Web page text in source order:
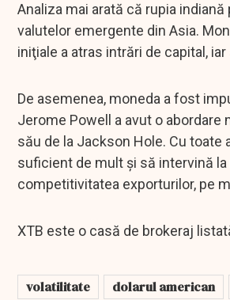
Analiza mai arată că rupia
valutelor emergente din Asia.
iniţiale a atras intrări de capital,
De asemenea, moneda a fost
Jerome Powell a avut o
său de la Jackson Hole. Cu
suficient de mult şi să intervină
competitivitatea exporturilor, pe
XTB este o casă de brokeraj
volatilitate dolarul american